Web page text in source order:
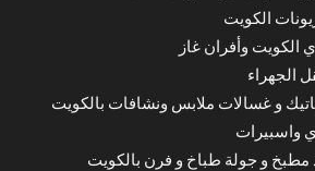
الكويت
وأفران غاز
الجهراء
و غسالات ملابس ونشافات بالكويت
واسبيرات
و جولة طباخ و فرن بالكويت